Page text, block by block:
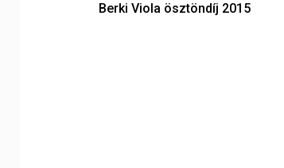
Berki Viola ösztöndíj 2015